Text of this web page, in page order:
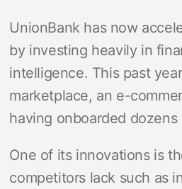
UnionBank has now
by investing heavily in
intelligence. This past
marketplace, an e-
having onboarded dozens
One of its innovations is
competitors lack such as